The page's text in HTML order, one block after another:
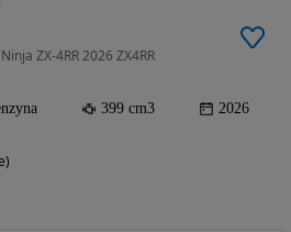
ZX-4RR 2026 ZX4RR
399 cm3 2026